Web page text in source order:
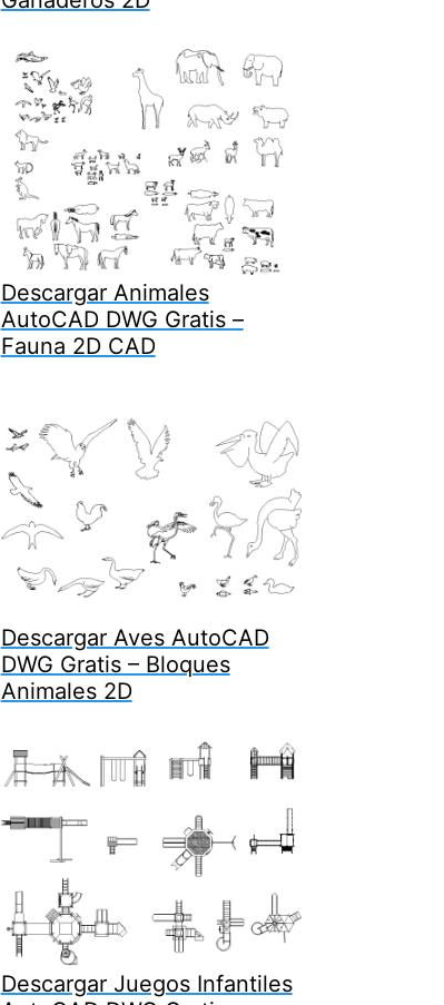
Descargar Animales
AutoCAD DWG Gratis –
Fauna 2D CAD
Descargar Aves AutoCAD
DWG Gratis – Bloques
Animales 2D
Descargar Juegos Infantiles